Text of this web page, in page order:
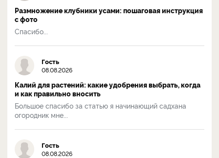
Размножение клубники усами: пошаговая инструкция
с фото
Спасибо...
Гость
08.08.2026
Калий для растений: какие удобрения выбрать, когда
и как правильно вносить
Большое спасибо за статью я начинающий садхана
огородник мне...
Гость
08.08.2026